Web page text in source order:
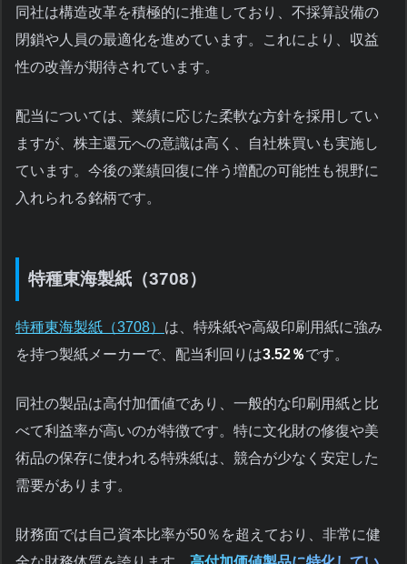
同社は構造改革を積極的に推進しており、不採算設備の
閉鎖や人員の最適化を進めています。これにより、収益
性の改善が期待されています。
配当については、業績に応じた柔軟な方針を採用してい
ますが、株主還元への意識は高く、自社株買いも実施し
ています。今後の業績回復に伴う増配の可能性も視野に
入れられる銘柄です。
特種東海製紙（3708）
特種東海製紙（3708） は、特殊紙や高級印刷用紙に強み
を持つ製紙メーカーで、配当利回りは3.52％です。
同社の製品は高付加価値であり、一般的な印刷用紙と比
べて利益率が高いのが特徴です。特に文化財の修復や美
術品の保存に使われる特殊紙は、競合が少なく安定した
需要があります。
財務面では自己資本比率が50％を超えており、非常に健